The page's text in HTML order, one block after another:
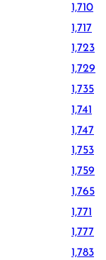
1,710
1,717
1,723
1,729
1,735
1,741
1,747
1,753
1,759
1,765
1,771
1,777
1,783